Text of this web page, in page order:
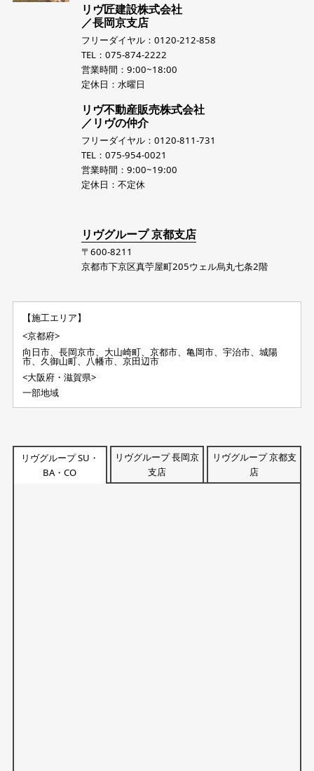
リヴ匠建設株式会社
／長岡京支店
フリーダイヤル：0120-212-858
TEL：075-874-2222
営業時間：9:00~18:00
定休日：水曜日
リヴ不動産販売株式会社
／リヴの仲介
フリーダイヤル：0120-811-731
TEL：075-954-0021
営業時間：9:00~19:00
定休日：不定休
リヴグループ 京都支店
〒600-8211
京都市下京区真苧屋町205ウェル烏丸七条2階
【施工エリア】
<京都府>
向日市、長岡京市、大山崎町、京都市、亀岡市、宇治市、城陽
市、久御山町、八幡市、京田辺市
<大阪府・滋賀県>
一部地域
リヴグループ SU・
BA・CO
リヴグループ 長岡京
支店
リヴグループ 京都支
店